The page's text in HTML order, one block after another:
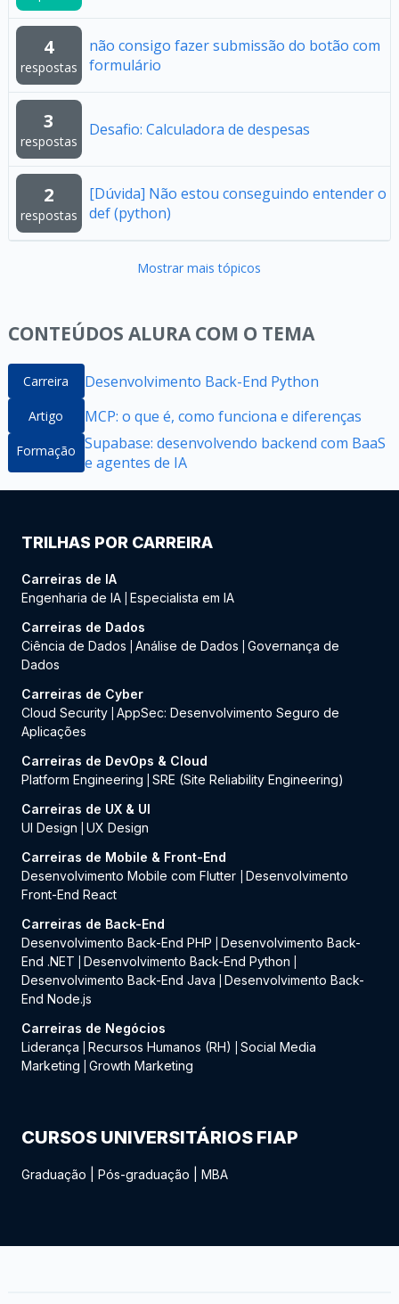
4
respostas
não consigo fazer submissão do botão com
formulário
3
respostas
Desafio: Calculadora de despesas
2
respostas
[Dúvida] Não estou conseguindo entender o
def (python)
Mostrar mais tópicos
CONTEÚDOS ALURA COM O TEMA
Carreira Desenvolvimento Back-End Python
Artigo MCP: o que é, como funciona e diferenças
Formação Supabase: desenvolvendo backend com BaaS
e agentes de IA
TRILHAS POR CARREIRA
Carreiras de IA
Engenharia de IA Especialista em IA
Carreiras de Dados
Ciência de Dados
Análise de Dados
Governança de
Dados
Carreiras de Cyber
Cloud Security AppSec: Desenvolvimento Seguro de
Aplicações
Carreiras de DevOps & Cloud
Platform Engineering
SRE (Site Reliability Engineering)
Carreiras de UX & UI
UI Design
UX Design
Carreiras de Mobile & Front-End
Desenvolvimento Mobile com Flutter
Desenvolvimento
Front-End React
Carreiras de Back-End
Desenvolvimento Back-End PHP
Desenvolvimento Back-
End .NET
Desenvolvimento Back-End Python
Desenvolvimento Back-End Java
Desenvolvimento Back-
End Node.js
Carreiras de Negócios
Liderança
Recursos Humanos (RH)
Social Media
Marketing
Growth Marketing
CURSOS UNIVERSITÁRIOS FIAP
Graduação Pós-graduação MBA